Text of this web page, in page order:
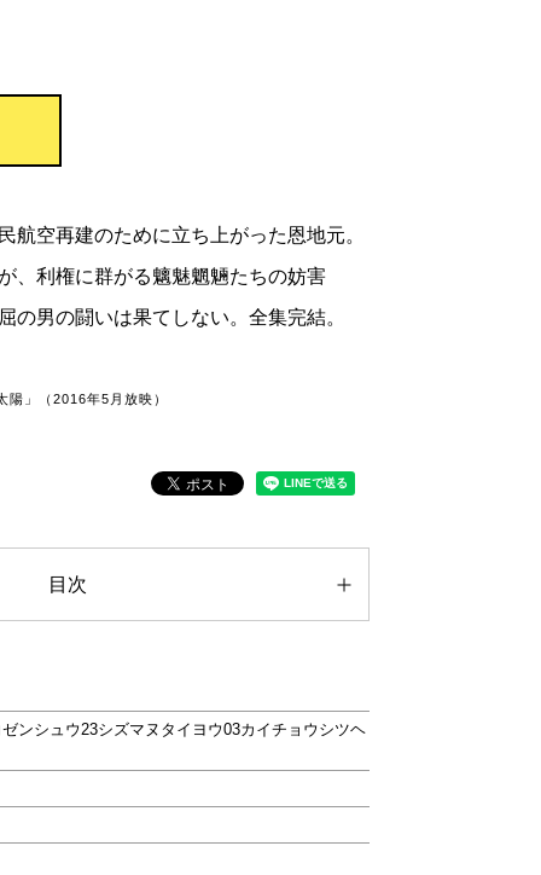
航空再建のために立ち上がった恩地元。
、利権に群がる魑魅魍魎たちの妨害
男の闘いは果てしない。全集完結。
陽」（2016年5月放映）
目次
ンシュウ23シズマヌタイヨウ03カイチョウシツヘ